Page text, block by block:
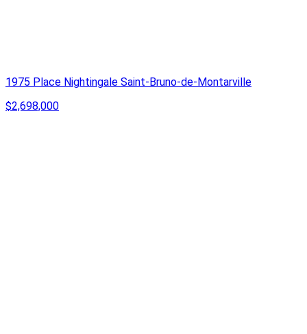
1975 Place Nightingale Saint-Bruno-de-Montarville
$2,698,000